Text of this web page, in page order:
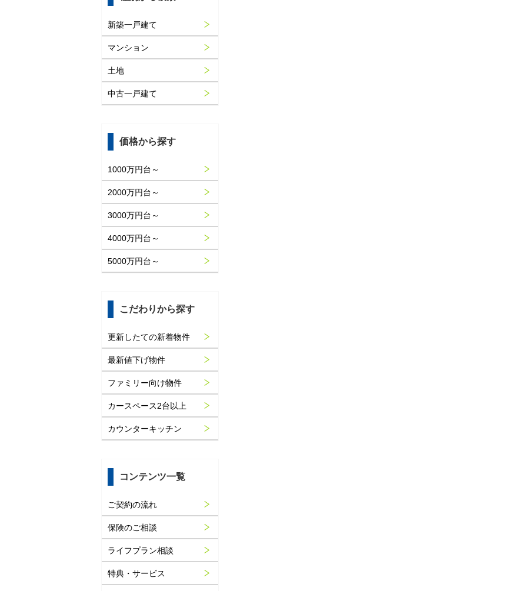
新築一戸建て
マンション
土地
中古一戸建て
価格から探す
1000万円台～
2000万円台～
3000万円台～
4000万円台～
5000万円台～
こだわりから探す
更新したての新着物件
最新値下げ物件
ファミリー向け物件
カースペース2台以上
カウンターキッチン
コンテンツ一覧
ご契約の流れ
保険のご相談
ライフプラン相談
特典・サービス